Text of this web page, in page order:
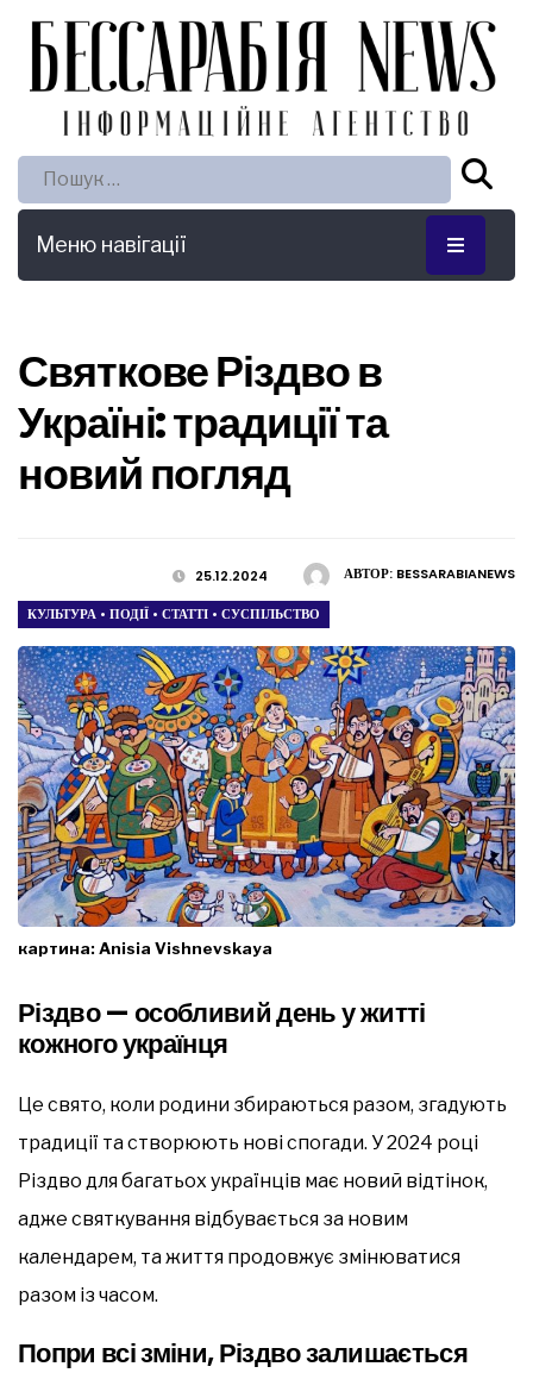
Пошук:
Меню навігації
Святкове Різдво в
Україні: традиції та
новий погляд
АВТОР: BESSARABIANEWS
25.12.2024
КУЛЬТУРА • ПОДІЇ • СТАТТІ • СУСПІЛЬСТВО
картина: Anisia Vishnevskaya
Різдво — особливий день у житті
кожного українця
Це свято, коли родини збираються разом, згадують
традиції та створюють нові спогади. У 2024 році
Різдво для багатьох українців має новий відтінок,
адже святкування відбувається за новим
календарем, та життя продовжує змінюватися
разом із часом.
Попри всі зміни, Різдво залишається